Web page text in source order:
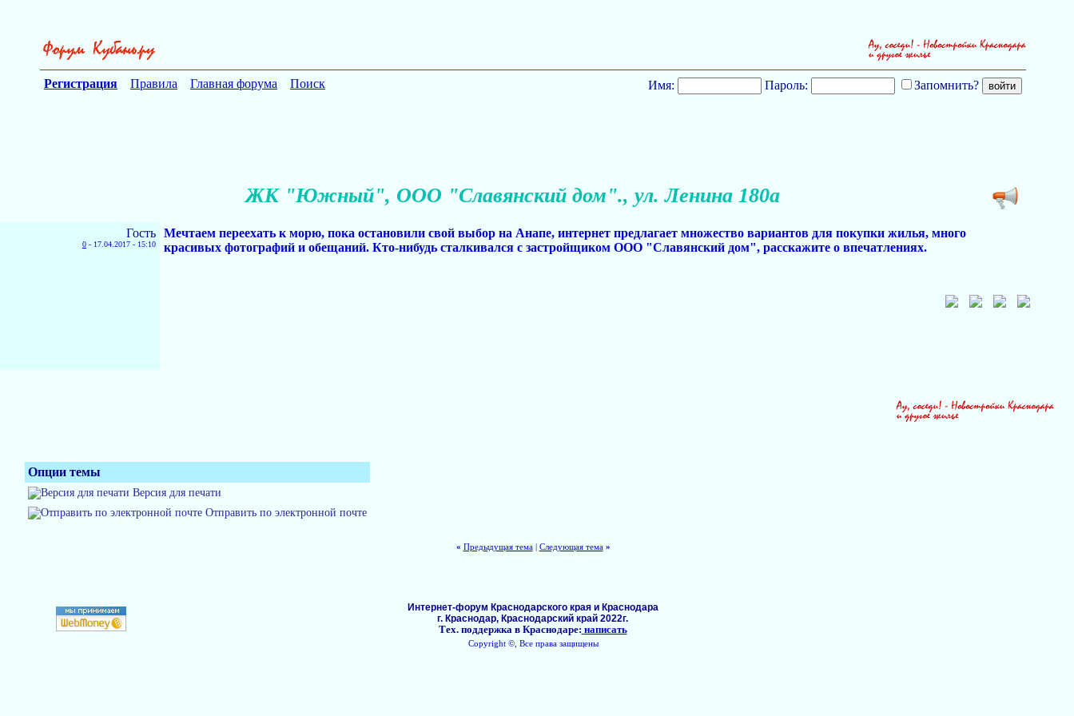
Регистрация Правила Главная форума Поиск Имя: Пароль: Запомнить?
ЖК "Южный", ООО "Славянский дом"., ул. Ленина 180а
Гость
0 - 17.04.2017 - 15:10
Мечтаем переехать к морю, пока остановили свой выбор на Анапе, интернет предлагает множество вариантов для покупки жилья, много
красивых фотографий и обещаний. Кто-нибудь сталкивался с застройщиком ООО "Славянский дом", расскажите о впечатлениях.
Опции темы
Версия для печати
Отправить по электронной почте
« Предыдущая тема| Следующая тема »
Интернет-форум Краснодарского края и Краснодара
г. Краснодар, Краснодарский край 2022г.
Тех. поддержка в Краснодаре: написать
Copyright ©, Все права защищены